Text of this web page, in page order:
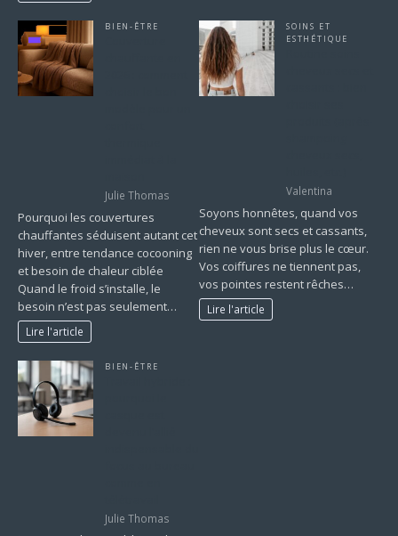
BIEN-ÊTRE
Julie Thomas
Pourquoi les couvertures
chauffantes séduisent autant cet
hiver, entre tendance cocooning
et besoin de chaleur ciblée
Quand le froid s’installe, le
besoin n’est pas seulement…
Lire l'article
SOINS ET
ESTHÉTIQUE
Valentina
Soyons honnêtes, quand vos
cheveux sont secs et cassants,
rien ne vous brise plus le cœur.
Vos coiffures ne tiennent pas,
vos pointes restent rêches…
Lire l'article
BIEN-ÊTRE
Julie Thomas